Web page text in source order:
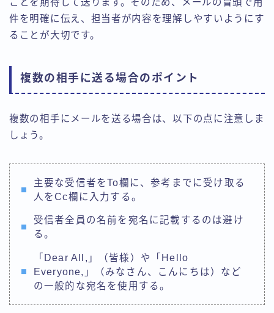
ことを期待して送ります。そのため、メールの冒頭で用
件を明確に伝え、担当者が内容を理解しやすいようにす
ることが大切です。
複数の相手に送る場合のポイント
複数の相手にメールを送る場合は、以下の点に注意しま
しょう。
主要な受信者をTo欄に、参考までに受け取る
人をCc欄に入力する。
受信者全員の名前を宛名に記載するのは避け
る。
「Dear All,」（皆様）や「Hello
Everyone,」（みなさん、こんにちは）など
の一般的な宛名を使用する。